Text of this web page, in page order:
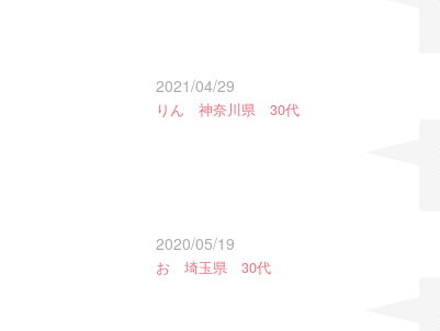
2021/04/29
りん 神奈川県 30代
2020/05/19
お 埼玉県 30代